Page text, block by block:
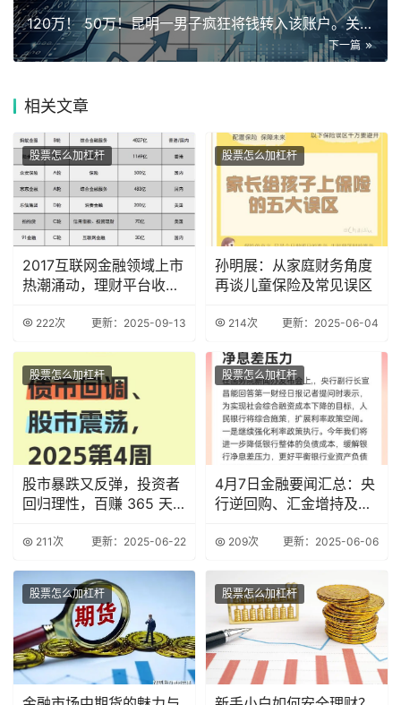
120万！ 50万！昆明一男子疯狂将钱转入该账户。关键时刻…
下一篇
相关文章
股票怎么加杠杆
2017互联网金融领域上市
热潮涌动，理财平台收益
222次 更新：2025-09-13
股票怎么加杠杆
孙明展：从家庭财务角度
再谈儿童保险及常见误区
214次 更新：2025-06-04
股票怎么加杠杆
股市暴跌又反弹，投资者
回归理性，百赚 365 天
211次 更新：2025-06-22
股票怎么加杠杆
4月7日金融要闻汇总：央
行逆回购、汇金增持及养
209次 更新：2025-06-06
股票怎么加杠杆 股票怎么加杠杆